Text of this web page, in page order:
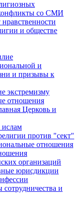
со СМИ
и обществе
и
и призывы к
экстремизму
отношения
Церковь и
ислам
против "сект"
отношения
организаций
юрисдикции
и